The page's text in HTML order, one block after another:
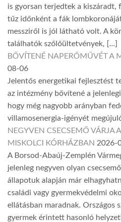
is gyorsan terjedtek a kiszáradt,
tűz időnként a fák
messziről is jól látható volt. A
találhatók szőlőültetvények, […]
BŐVÍTENÉ NAPERŐMŰVÉT A
08-06
Jelentős energetikai fejlesztést
az intézmény bővítené a
hogy még nagyobb arányban
villamosenergia-igényét
NEGYVEN CSECSEMŐ VÁRJA
MISKOLCI KÓRHÁZBAN 2026-
A Borsod-Abaúj-Zemplén
jelenleg negyven olyan
állapotuk alapján már
családi vagy gyermekvédelmi
ellátásban maradnak. Országos
gyermek érintett hasonló